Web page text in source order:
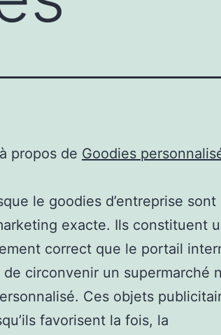
propos de Goodies
le goodies d’entreprise sont
exacte. Ils constituent
correct que le portail
circonvenir un supermarché
Ces objets
favorisent la fois, la